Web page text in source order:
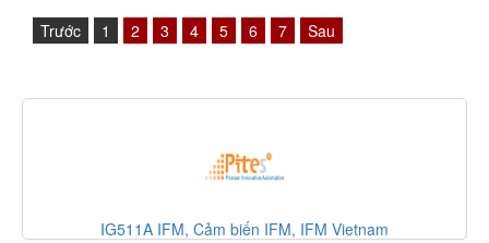
Việt Nam Thiết Bị Tự Động Hóa.
Trước
1 2 3 4 5 6 7 Sau
IG511A IFM, Cảm biến IFM, IFM Vietnam